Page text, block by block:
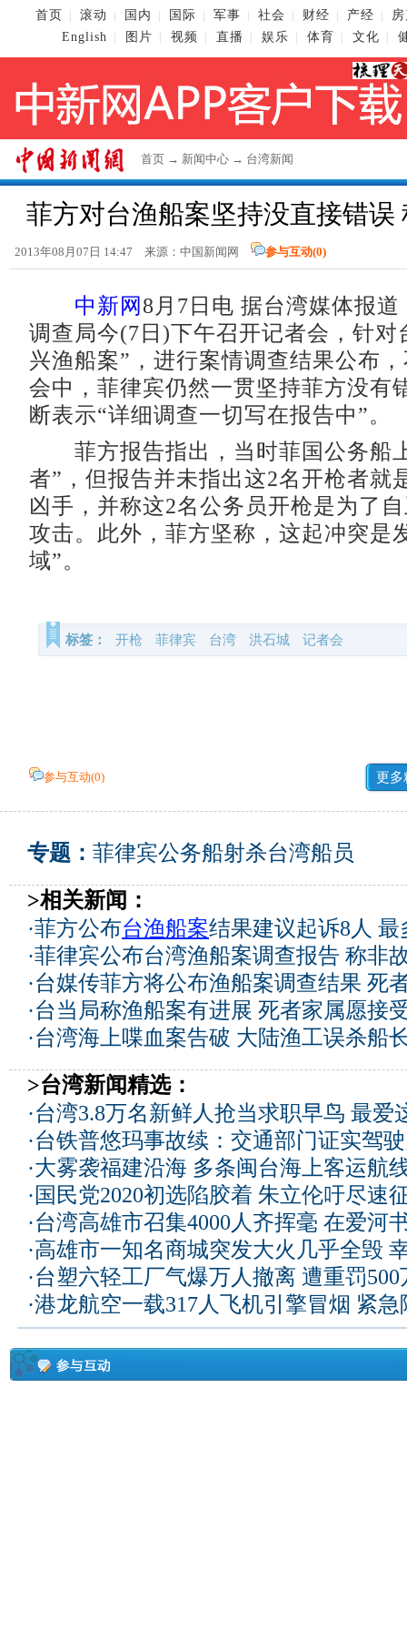
首页 滚动 国内 国际 军事 社会 财经 产经
English
图片 视频 直播 娱乐 体育 文化
首页 → 新闻中心 → 台湾新闻
菲方对台渔船案坚持没直接错误
2013年08月07日 14:47 来源： 中国新闻网 参与互动(0)
中新网 8月7日电 据台湾媒体报
调查局今(7日)下午召开记者会，针对
兴渔船案”，进行案情调查结果公布
会中，菲律宾仍然一贯坚持菲方没有
断表示“详细调查一切写在报告中”。
菲方报告指出，当时菲国公务船
者”，但报告并未指出这2名开枪者就
凶手，并称这2名公务员开枪是为了
攻击。此外，菲方坚称，这起冲突是
域”。
标签： 开枪 菲律宾 台湾 洪石城 记者会
参与互动(0) 更多
专题： 菲律宾公务船射杀台湾船员
>相关新闻：
·菲方公布台渔船案结果建议起诉8人 最
·菲律宾公布台湾渔船案调查报告 称非
·台媒传菲方将公布渔船案调查结果 死
·台当局称渔船案有进展 死者家属愿接
·台湾海上喋血案告破 大陆渔工误杀船
>台湾新闻精选：
·台湾3.8万名新鲜人抢当求职早鸟 最爱
·台铁普悠玛事故续：交通部门证实驾
·大雾袭福建沿海 多条闽台海上客运航
· 国民党2020初选陷胶着 朱立伦吁尽速
·台湾高雄市召集4000人齐挥毫 在爱河
·高雄市一知名商城突发大火几乎全毁
·台塑六轻工厂气爆万人撤离 遭重罚
·港龙航空一载317人飞机引擎冒烟 紧